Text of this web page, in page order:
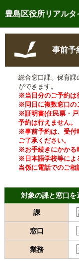
豊島区役所リアルタ
トップページへ
ご利用方法
事前予約
予約状況確認
リアルタイム
リアルタイム
メール通知登録
混雑予想カレン
事前予
総合窓口課、保育課
ができます。
※当日分のご予約は
※同日に複数窓口の
※証明書(住民票・
予約は行えません。
※事前予約は、受付
ご了承ください。
※お手続きにかかる
※日本語学校等によ
当係に電話でのご相
対象の課と窓口を
課
窓口
業務